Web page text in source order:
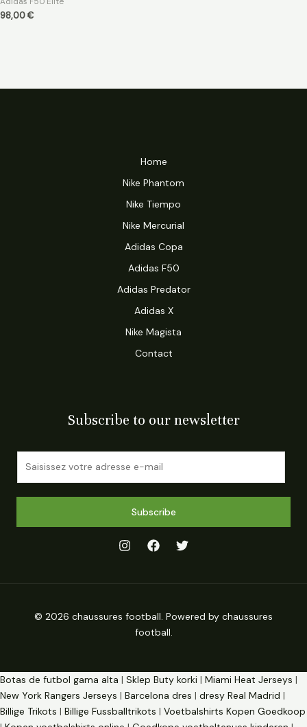
98,00€
Home
Nike Phantom
Nike Tiempo
Nike Mercurial
Adidas Copa
Adidas F50
Adidas Predator
Adidas X
Nike Magista
Contact
Subscribe to our newsletter
Subscribe
© 2026 chaussures football. Powered by chaussures
football.
Botas de futbol gama alta | Sklep Buty korki | Miami Heat Jerseys |
New York Rangers Jerseys | Barcelona dres | dresy Real Madrid |
Billige Trikots | Billige Fussballtrikots | Voetbalshirts Kopen Goedkoop